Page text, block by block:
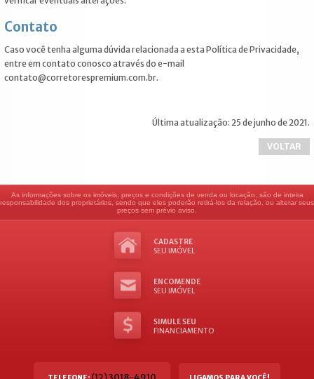
Contato
Caso você tenha alguma dúvida relacionada a esta Política de Privacidade,
entre em contato conosco através do e-mail
contato@corretorespremium.com.br.
Última atualização: 25 de junho de 2021.
VOLTAR
As informações sobre os imóveis, preços e condições de venda ou locação, são de inteira
responsabilidade dos proprietários, sendo que eles poderão retirá-los da relação, ou alterar seus
preços sem prévio aviso.
CADASTRE
SEU IMÓVEL
ENCOMENDE
SEU IMÓVEL
SIMULE SEU
FINANCIAMENTO